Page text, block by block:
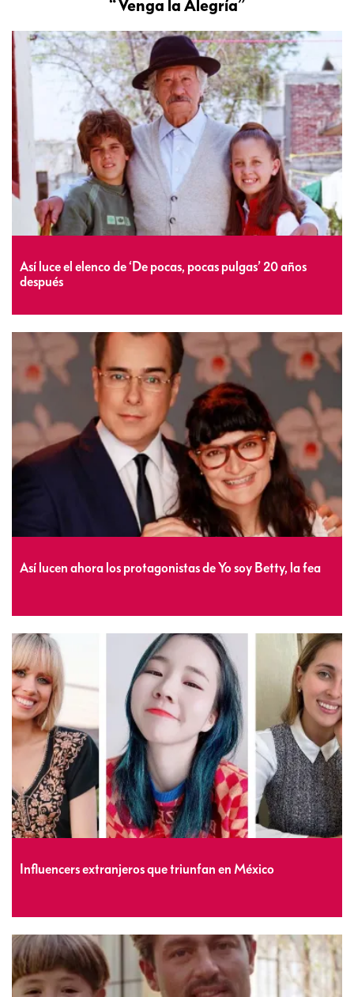
“Venga la Alegría”
Así luce el elenco de ‘De pocas, pocas pulgas’ 20 años
después
Así lucen ahora los protagonistas de Yo soy Betty, la fea
Influencers extranjeros que triunfan en México